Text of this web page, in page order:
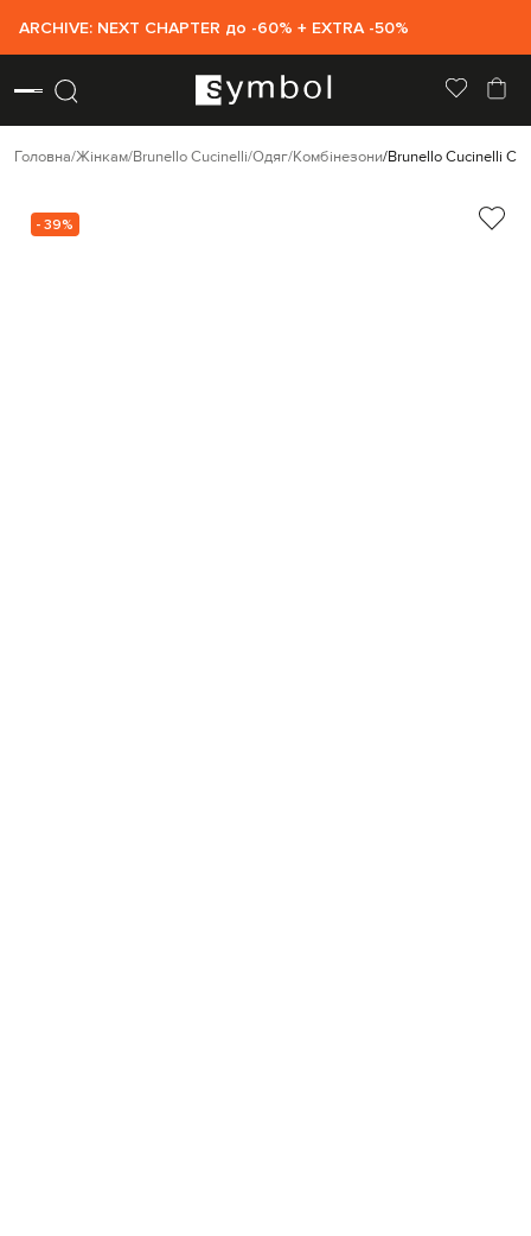
ARCHIVE: NEXT CHAPTER до -60% + EXTRA -50%
Головна Жінкам Brunello Cucinelli Одяг Комбінезони Brunello Cucinelli
- 39%